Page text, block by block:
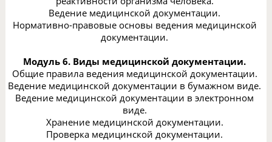
Ведение медицинской документации.
Нормативно-правовые основы ведения медицинской
документации.
Модуль 6. Виды медицинской документации.
Общие правила ведения медицинской документации.
Ведение медицинской документации в бумажном виде.
Ведение медицинской документации в электронном
виде.
Хранение медицинской документации.
Проверка медицинской документации.